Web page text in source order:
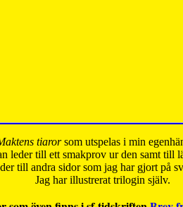
tiarorsom utspelas i min
leder till ett smakprov ur den samt till
till andra sidor som jag har gjort på
Jag har illustrerat trilogin själv.